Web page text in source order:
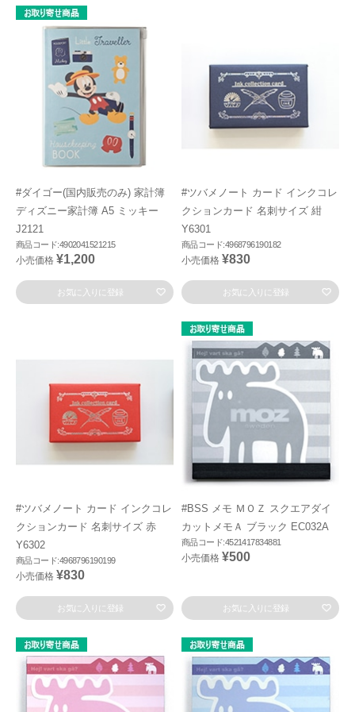
#ダイゴー(国内販売のみ) 家計簿
ディズニー家計簿 A5 ミッキー
J2121
商品コード:4902041521215
小売価格 ¥1,200
お気に入りに登録
#ツバメノート カード インクコレ
クションカード 名刺サイズ 紺
Y6301
商品コード:4968796190182
小売価格 ¥830
お気に入りに登録
#ツバメノート カード インクコレ
クションカード 名刺サイズ 赤
Y6302
商品コード:4968796190199
小売価格 ¥830
お気に入りに登録
#BSS メモ ＭＯＺ スクエアダイ
カットメモＡ ブラック EC032A
商品コード:4521417834881
小売価格 ¥500
お気に入りに登録